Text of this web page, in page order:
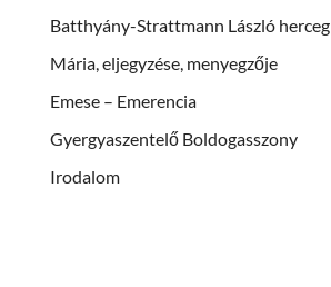
Batthyány-Strattmann László herceg
Mária, eljegyzése, menyegzője
Emese – Emerencia
Gyergyaszentelő Boldogasszony
Irodalom